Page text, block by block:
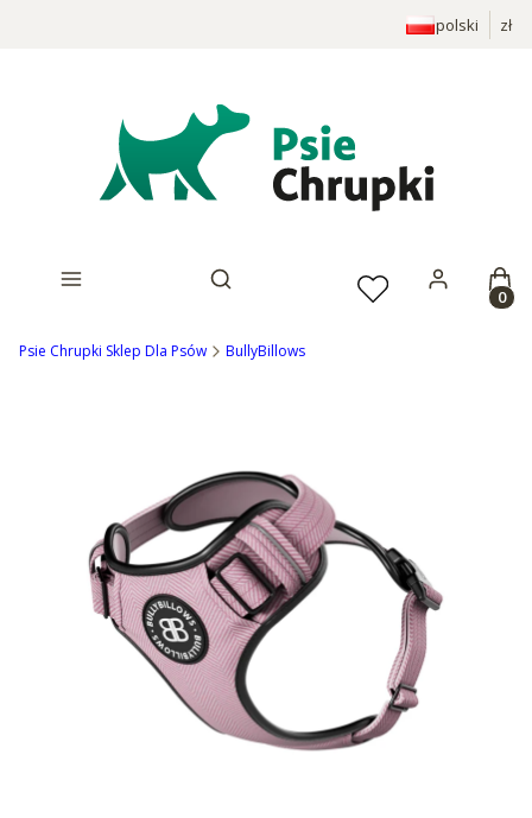
polski zł
Otwórz wyszukiwarkę
Psie Chrupki Sklep Dla Psów BullyBillows